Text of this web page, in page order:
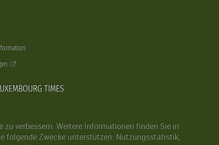
TIMES
verbessern. Weitere Informationen finden Sie in
folgende Zwecke unterstützen: Nutzungsstatistik,